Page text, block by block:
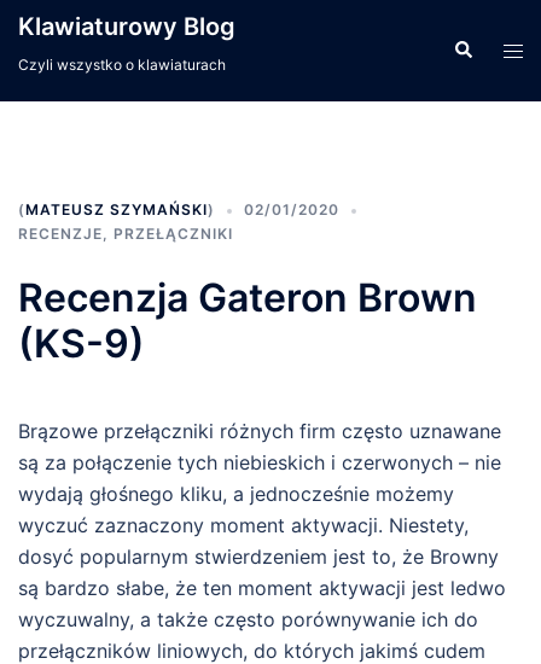
Przejdź
treści
Klawiaturowy Blog
Czyli wszystko o klawiaturach
(MATEUSZ SZYMAŃSKI)
02/01/2020
RECENZJE, PRZEŁĄCZNIKI
Recenzja Gateron Brown
(KS-9)
Brązowe przełączniki różnych firm często uznawane
są za połączenie tych niebieskich i czerwonych – nie
wydają głośnego kliku, a jednocześnie możemy
wyczuć zaznaczony moment aktywacji. Niestety,
dosyć popularnym stwierdzeniem jest to, że Browny
są bardzo słabe, że ten moment aktywacji jest ledwo
wyczuwalny, a także często porównywanie ich do
przełączników liniowych, do których jakimś cudem